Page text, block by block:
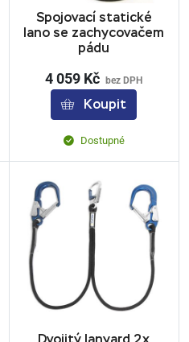
Spojovací statické
lano se zachycovačem
pádu
4 059 Kč bez DPH
Koupit
Dostupné
Dvojitý lanyard 2x